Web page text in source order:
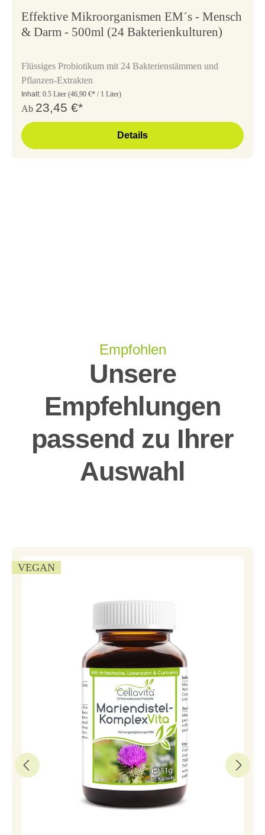
Effektive Mikroorganismen EM´s - Mensch
& Darm - 500ml (24 Bakterienkulturen)
Flüssiges Probiotikum mit 24 Bakterienstämmen und
Pflanzen-Extrakten
Inhalt: 0.5 Liter (46,90 €* / 1 Liter)
Ab 23,45 €*
Details
Empfohlen
Unsere
Empfehlungen
passend zu Ihrer
Auswahl
VEGAN